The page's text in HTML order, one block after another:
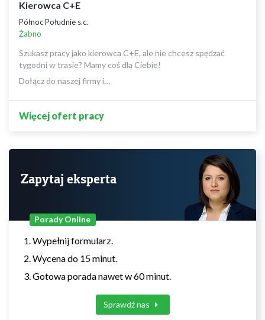
Kierowca C+E
Północ Południe s.c.
Żabno
Szukasz pracy jako kierowca C+E, ale nie chcesz spędzać
tygodni w trasie? Mamy coś dla Ciebie!
Dołącz do naszej firmy i…
Więcej ofert pracy
Zapytaj eksperta
Porady Online
Wypełnij formularz.
Wycena do 15 minut.
Gotowa porada nawet w 60 minut.
Sprawdź nas